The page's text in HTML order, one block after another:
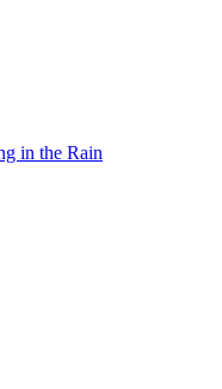
in the Rain